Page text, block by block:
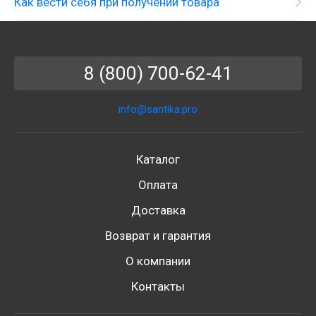
8 (800) 700-62-41
info@santika.pro
Каталог
Оплата
Доставка
Возврат и гарантия
О компании
Контакты